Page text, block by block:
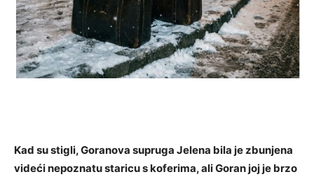
Kad su stigli, Goranova supruga Jelena bila je zbunjena
videći nepoznatu staricu s koferima, ali Goran joj je brzo